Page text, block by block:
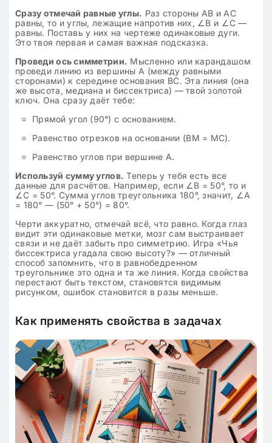
Сразу отмечай равные углы. Раз стороны AB и AC
равны, то и углы, лежащие напротив них, ∠B и ∠C —
равны. Поставь у них на чертеже одинаковые дуги.
Это твоя первая и самая важная подсказка.
Проведи ось симметрии. Мысленно или карандашом
проведи линию из вершины A (между равными
сторонами) к середине основания BC. Эта линия (она
же высота, медиана и биссектриса) — твой золотой
ключ. Она сразу даёт тебе:
Прямой угол (90°) с основанием.
Равенство отрезков на основании (BM = MC).
Равенство углов при вершине A.
Используй сумму углов. Теперь у тебя есть все
данные для расчётов. Например, если ∠B = 50°, то и
∠C = 50°. Сумма углов треугольника 180°, значит, ∠A
= 180° — (50° + 50°) = 80°.
Черти аккуратно, отмечай всё, что равно. Когда глаз
видит эти одинаковые метки, мозг сам выстраивает
связи и не даёт забыть про симметрию. Игра «Чья
биссектриса угадала свою высоту?» — отличный
способ запомнить, что в равнобедренном
треугольнике это одна и та же линия. Когда свойства
перестают быть текстом, становятся видимым
рисунком, ошибок становится в разы меньше.
Как применять свойства в задачах